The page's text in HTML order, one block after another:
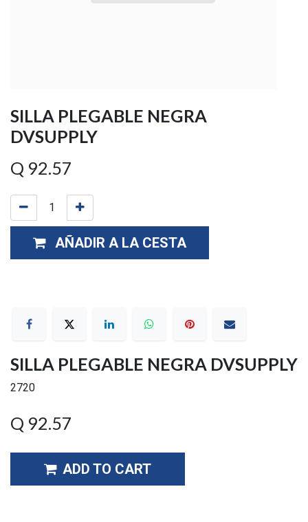
SILLA PLEGABLE NEGRA
DVSUPPLY
Q 92.57
AÑADIR A LA CESTA
SILLA PLEGABLE NEGRA DVSUPPLY
2720
Q 92.57
ADD TO CART